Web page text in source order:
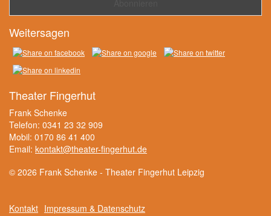
Weitersagen
Theater Fingerhut
Frank Schenke
Telefon: 0341 23 32 909
Mobil: 0170 86 41 400
Email: kontakt@theater-fingerhut.de
© 2026 Frank Schenke - Theater Fingerhut Leipzig
Kontakt Impressum & Datenschutz